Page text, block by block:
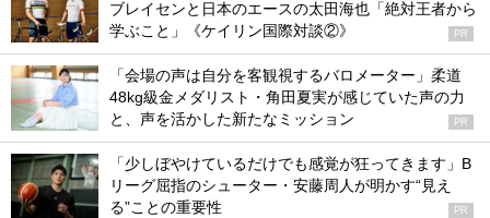
ブレイセンと日本のエースの太田海也「絶対王者から
学ぶこと」《ケイリン国際対談②》
PR
「会場の声は自分を客観視するバロメーター」柔道
48kg級金メダリスト・角田夏実が感じていた声の力
と、声を活かした新たなミッション
PR
「少しぼやけているだけでも感覚が狂ってきます」B
リーグ屈指のシューター・安藤周人が明かす“見え
る”ことの重要性
PR